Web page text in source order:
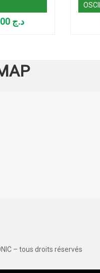
د.ج 50.00
– tous droits réservés